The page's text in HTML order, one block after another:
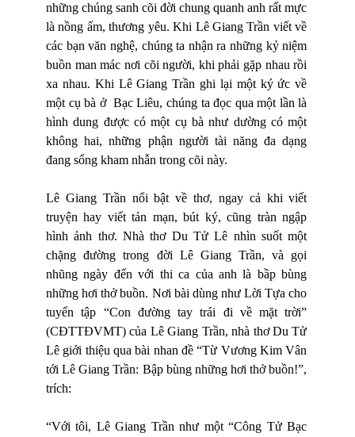
những chúng sanh cõi đời chung quanh anh rất mực
là nồng ấm, thương yêu. Khi Lê Giang Trần viết về
các bạn văn nghệ, chúng ta nhận ra những kỷ niệm
buồn man mác nơi cõi người, khi phải gặp nhau rồi
xa nhau. Khi Lê Giang Trần ghi lại một ký ức về
một cụ bà ở Bạc Liêu, chúng ta đọc qua một lần là
hình dung được có một cụ bà như dường có một
không hai, những phận người tài năng đa dạng
đang sống kham nhẫn trong cõi này.
Lê Giang Trần nổi bật về thơ, ngay cả khi viết
truyện hay viết tản mạn, bút ký, cũng tràn ngập
hình ảnh thơ. Nhà thơ Du Tử Lê nhìn suốt một
chặng đường trong đời Lê Giang Trần, và gọi
nhũng ngày đến với thi ca của anh là bầp bùng
những hơi thở buồn. Nơi bài dùng như Lời Tựa cho
tuyển tập “Con đường tay trái đi về mặt trời”
(CĐTTĐVMT) của Lê Giang Trần, nhà thơ Du Tử
Lê giới thiệu qua bài nhan đề “Từ Vương Kim Vân
tới Lê Giang Trần: Bập bùng những hơi thở buồn!”,
trích:
“Với tôi, Lê Giang Trần như một “Công Tử Bạc